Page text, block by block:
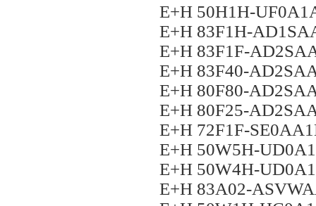
E+H 50H1H-
E+H 83F1H-
E+H 83F1F-
E+H 83F40-
E+H 80F80-
E+H 80F25-
E+H 72F1F-
E+H 50W5H-
E+H 50W4H-
E+H 83A02-